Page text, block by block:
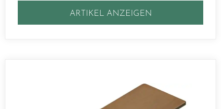
ARTIKEL ANZEIGEN